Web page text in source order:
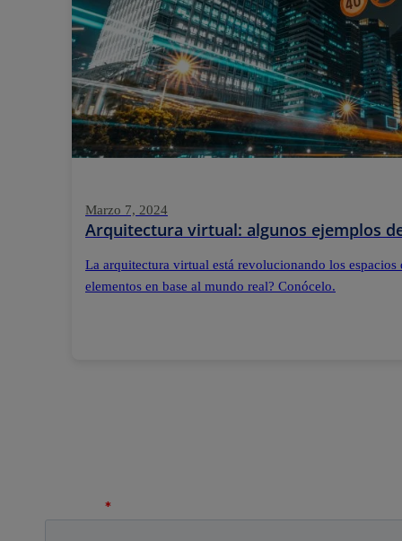
Marzo 7, 2024
Arquitectura virtual: algunos ejemplos
La arquitectura virtual está revolucionando los espacios
elementos en base al mundo real? Conócelo.